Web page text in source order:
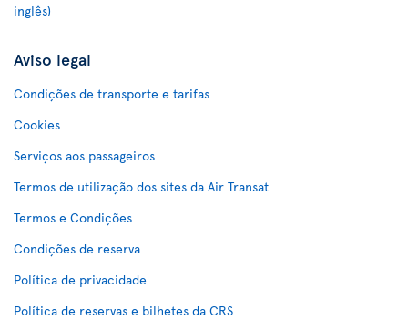
inglês)
Aviso legal
Condições de transporte e tarifas
Cookies
Serviços aos passageiros
Termos de utilização dos sites da Air Transat
Termos e Condições
Condições de reserva
Política de privacidade
Política de reservas e bilhetes da CRS